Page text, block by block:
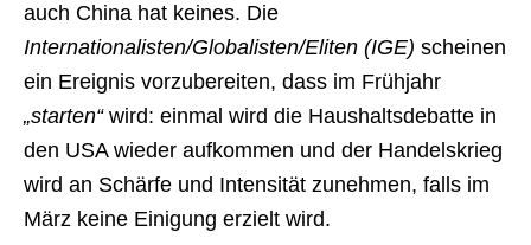
auch China hat keines. Die
Internationalisten/Globalisten/Eliten (IGE) scheinen
ein Ereignis vorzubereiten, dass im Frühjahr
„starten“wird: einmal wird die Haushaltsdebatte in
den USA wieder aufkommen und der Handelskrieg
wird an Schärfe und Intensität zunehmen, falls im
März keine Einigung erzielt wird.